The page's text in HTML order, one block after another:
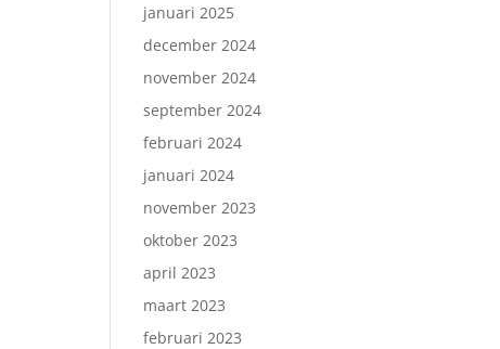
januari 2025
december 2024
november 2024
september 2024
februari 2024
januari 2024
november 2023
oktober 2023
april 2023
maart 2023
februari 2023